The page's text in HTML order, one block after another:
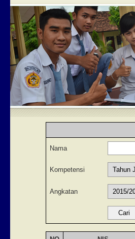
Nama
Kompetensi
Angkatan